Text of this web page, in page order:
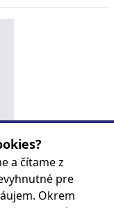
100cm
8591522480859
Prihlásiť sa
a čítame z
pre
Okrem